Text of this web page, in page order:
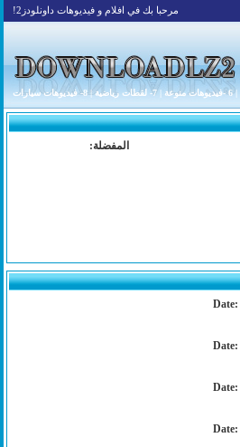
مرحبا بك في افلام و فيديوهات داونلودز2!
|6 -فيديوهات منوعة |7- لقطات رياضية |8- فيديوهات سيارات
المفضلة:
Date:
Date:
Date:
Date: